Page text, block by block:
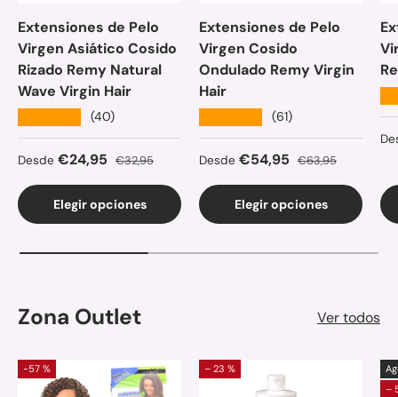
Extensiones de Pelo
Virgen Asiático Cosido
Rizado Remy Natural
Wave Virgin Hair
(40)
Precio de venta
Desde €24,95 Precio normal
€32,95
Elegir opciones
Extensiones de Pelo
Virgen Cosido
Ondulado Remy Virgin
Hair
(61)
Precio de venta
Desde €54,95 Precio normal
€63,95
Elegir opciones
Zona Outlet Ver todos
-57 % – 23 %
–